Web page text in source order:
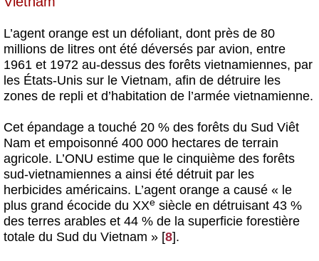
L’agent orange est un défoliant, dont près de 80
millions de litres ont été déversés par avion, entre
1961 et 1972 au-dessus des forêts vietnamiennes, par
les États-Unis sur le Vietnam, afin de détruire les
zones de repli et d’habitation de l’armée vietnamienne.
Cet épandage a touché 20 % des forêts du Sud Viêt
Nam et empoisonné 400 000 hectares de terrain
agricole. L’ONU estime que le cinquième des forêts
sud-vietnamiennes a ainsi été détruit par les
herbicides américains. L’agent orange a causé « le
plus grand écocide du XXe siècle en détruisant 43 %
des terres arables et 44 % de la superficie forestière
totale du Sud du Vietnam » [8].